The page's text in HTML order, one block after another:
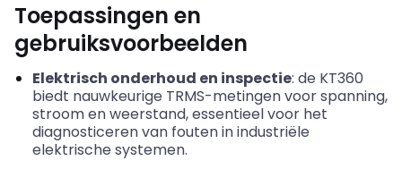
Toepassingen en
gebruiksvoorbeelden
Elektrisch onderhoud en inspectie: de KT360
biedt nauwkeurige TRMS-metingen voor spanning,
stroom en weerstand, essentieel voor het
diagnosticeren van fouten in industriële
elektrische systemen.